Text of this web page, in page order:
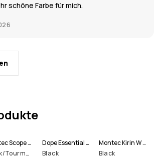
schöne Farbe für mich.
Montec Scope Skibrille
Black/Tourmaline Green Mirror
Dope Essential Skisocken
Black
Montec Kirin W Skihose Damen
Black